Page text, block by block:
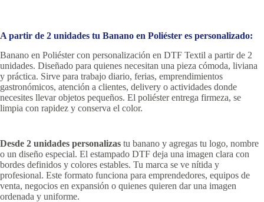
A partir de 2 unidades tu Banano en Poliéster es personalizado:
Banano en Poliéster con personalización en DTF Textil a partir de 2
unidades. Diseñado para quienes necesitan una pieza cómoda, liviana
y práctica. Sirve para trabajo diario, ferias, emprendimientos
gastronómicos, atención a clientes, delivery o actividades donde
necesites llevar objetos pequeños. El poliéster entrega firmeza, se
limpia con rapidez y conserva el color.
Desde 2 unidades personalizas tu banano y agregas tu logo, nombre
o un diseño especial. El estampado DTF deja una imagen clara con
bordes definidos y colores estables. Tu marca se ve nítida y
profesional. Este formato funciona para emprendedores, equipos de
venta, negocios en expansión o quienes quieren dar una imagen
ordenada y uniforme.